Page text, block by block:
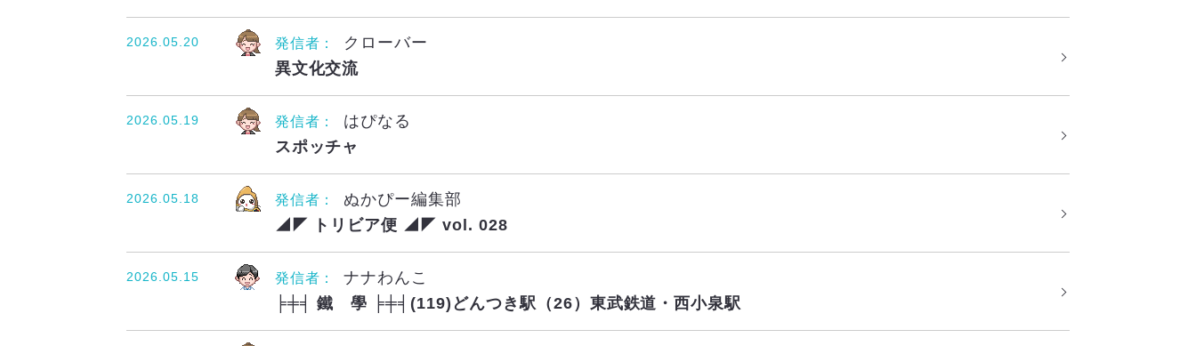
2026.05.20 発信者：
クローバー
異文化交流
2026.05.19 発信者：
はぴなる
スポッチャ
2026.05.18 発信者：
ぬかぴー編集部
◢◤ トリビア便 ◢◤ vol. 028
2026.05.15 発信者：
ナナわんこ
╞╪╡ 鐵 學 ╞╪╡(119)どんつき駅（26）東武鉄道・西小泉駅